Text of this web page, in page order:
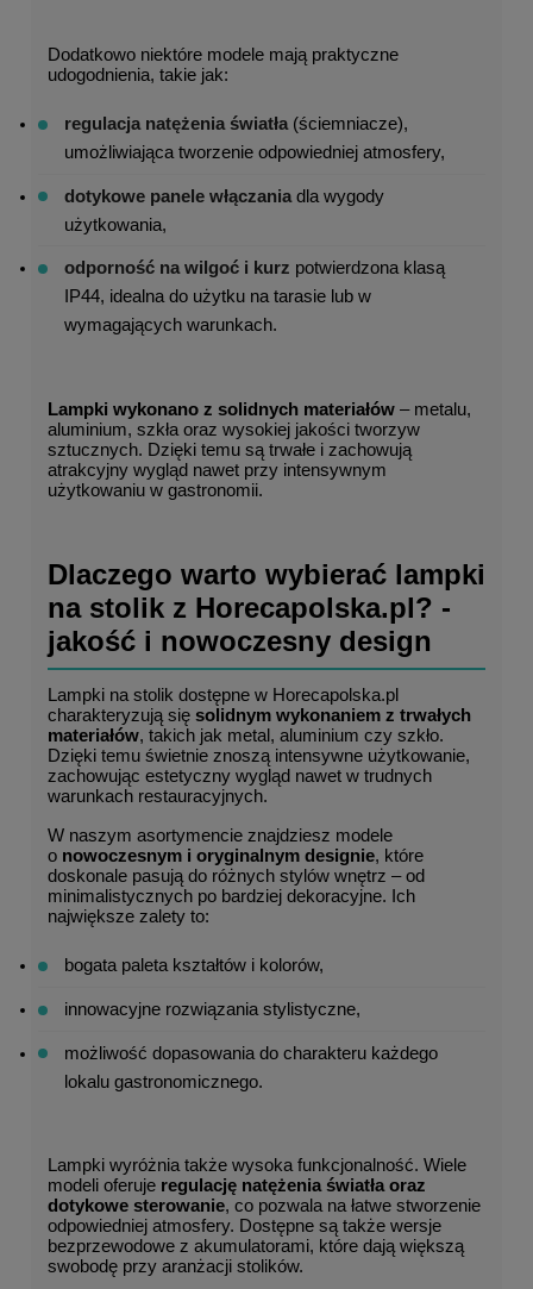
Dodatkowo niektóre modele mają praktyczne
udogodnienia, takie jak:
regulacja natężenia światła (ściemniacze),
umożliwiająca tworzenie odpowiedniej atmosfery,
dotykowe panele włączania dla wygody
użytkowania,
odporność na wilgoć i kurz potwierdzona klasą
IP44, idealna do użytku na tarasie lub w
wymagających warunkach.
Lampki wykonano z solidnych materiałów – metalu,
aluminium, szkła oraz wysokiej jakości tworzyw
sztucznych. Dzięki temu są trwałe i zachowują
atrakcyjny wygląd nawet przy intensywnym
użytkowaniu w gastronomii.
Dlaczego warto wybierać lampki
na stolik z Horecapolska.pl? -
jakość i nowoczesny design
Lampki na stolik dostępne w Horecapolska.pl
charakteryzują się solidnym wykonaniem z trwałych
materiałów, takich jak metal, aluminium czy szkło.
Dzięki temu świetnie znoszą intensywne użytkowanie,
zachowując estetyczny wygląd nawet w trudnych
warunkach restauracyjnych.
W naszym asortymencie znajdziesz modele
o nowoczesnym i oryginalnym designie, które
doskonale pasują do różnych stylów wnętrz – od
minimalistycznych po bardziej dekoracyjne. Ich
największe zalety to:
bogata paleta kształtów i kolorów,
innowacyjne rozwiązania stylistyczne,
możliwość dopasowania do charakteru każdego
lokalu gastronomicznego.
Lampki wyróżnia także wysoka funkcjonalność. Wiele
modeli oferuje regulację natężenia światła oraz
dotykowe sterowanie, co pozwala na łatwe stworzenie
odpowiedniej atmosfery. Dostępne są także wersje
bezprzewodowe z akumulatorami, które dają większą
swobodę przy aranżacji stolików.